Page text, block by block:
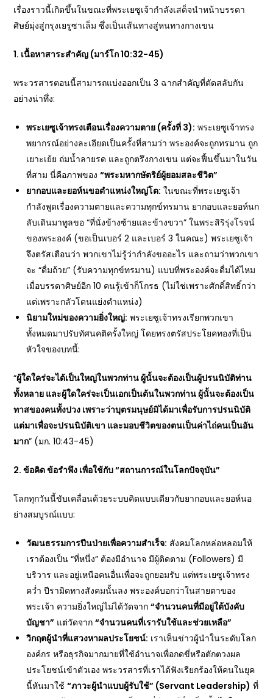
เรื่องราวนี้เกิดขึ้นในขณะที่พระเยซูเจ้ากำลังเสด็จนำหน้าบรรดา
ศิษย์มุ่งสู่กรุงเยรูซาเล็ม ซึ่งเป็นเส้นทางสู่หนทางกางเขน
1. เนื้อหาสาระสำคัญ (มาร์โก 10:32-45)
พระวรสารตอนนี้สามารถแบ่งออกเป็น 3 ฉากสำคัญที่ตัดสลับกัน
อย่างน่าทึ่ง:
พระเยซูเจ้าทรงเตือนเรื่องความตาย (ครั้งที่ 3): พระเยซูเจ้าทรง
พยากรณ์อย่างละเอียดเป็นครั้งที่สามว่า พระองค์จะถูกทรมาน ถูก
เยาะเย้ย ถ่มน้ำลายรด และถูกตรึงกางเขน แต่จะฟื้นขึ้นมาในวัน
ที่สาม นี่คือภาพของ“พระมหากษัตริย์ผู้ยอมสละชีวิต”
ยากอบและยอห์นขอตำแหน่งใหญ่โต: ในขณะที่พระเยซูเจ้า
กำลังพูดเรื่องความตายและความทุกข์ทรมาน ยากอบและยอห์นก
ลับเดินมาทูลขอ “ที่นั่งข้างซ้ายและข้างขวา” ในพระสิริรุ่งโรจน์
ของพระองค์ (ขอเป็นเบอร์ 2 และเบอร์ 3 ในคณะ) พระเยซูเจ้า
จึงตรัสเตือนว่า พวกเขาไม่รู้ว่ากำลังขออะไร และถามว่าพวกเขา
จะ “ดื่มถ้วย” (รับความทุกข์ทรมาน) แบบที่พระองค์จะดื่มได้ไหม
เมื่อบรรดาศิษย์อีก 10 คนรู้เข้าก็โกรธ (ไม่ใช่เพราะศักดิ์สิทธิ์กว่า
แต่เพราะกลัวโดนแย่งตำแหน่ง)
นิยามใหม่ของความยิ่งใหญ่: พระเยซูเจ้าทรงเรียกพวกเขา
ทั้งหมดมาปรับทัศนคติครั้งใหญ่ โดยทรงตรัสประโยคทองที่เป็น
หัวใจของบทนี้:
“ผู้ใดใคร่จะได้เป็นใหญ่ในพวกท่าน ผู้นั้นจะต้องเป็นผู้ปรนนิบัติท่าน
ทั้งหลาย และผู้ใดใคร่จะเป็นเอกเป็นต้นในพวกท่าน ผู้นั้นจะต้องเป็น
ทาสของคนทั้งปวง เพราะว่าบุตรมนุษย์มิได้มาเพื่อรับการปรนนิบัติ
แต่มาเพื่อจะปรนนิบัติเขา และมอบชีวิตของตนเป็นค่าไถ่คนเป็นอัน
มาก” (มก. 10:43-45)
2. ข้อคิด ข้อรำพึง เพื่อใช้กับ “สถานการณ์ในโลกปัจจุบัน”
โลกทุกวันนี้ขับเคลื่อนด้วยระบบคิดแบบเดียวกับยากอบและยอห์นอ
ย่างสมบูรณ์แบบ:
วัฒนธรรมการปีนป่ายเพื่อความสำเร็จ: สังคมโลกหล่อหลอมให้
เราต้องเป็น “ที่หนึ่ง” ต้องมีอำนาจ มีผู้ติดตาม (Followers) มี
บริวาร และอยู่เหนือคนอื่นเพื่อจะถูกยอมรับ แต่พระเยซูเจ้าทรง
คว่ำ ปีรามิดทางสังคมนั้นลง พระองค์บอกว่าในสายตาของ
พระเจ้า ความยิ่งใหญ่ไม่ได้วัดจาก“จำนวนคนที่มีอยู่ใต้บังคับ
บัญชา” แต่วัดจาก“จำนวนคนที่เรารับใช้และช่วยเหลือ”
วิกฤตผู้นำที่แสวงหาผลประโยชน์: เราเห็นข่าวผู้นำในระดับโลก
องค์กร หรือธุรกิจมากมายที่ใช้อำนาจเพื่อกดขี่หรือตักตวงผล
ประโยชน์เข้าตัวเอง พระวรสารที่เราได้ฟังเรียกร้องให้คนในยุค
นี้หันมาใช้“ภาวะผู้นำแบบผู้รับใช้” (Servant Leadership) ที่